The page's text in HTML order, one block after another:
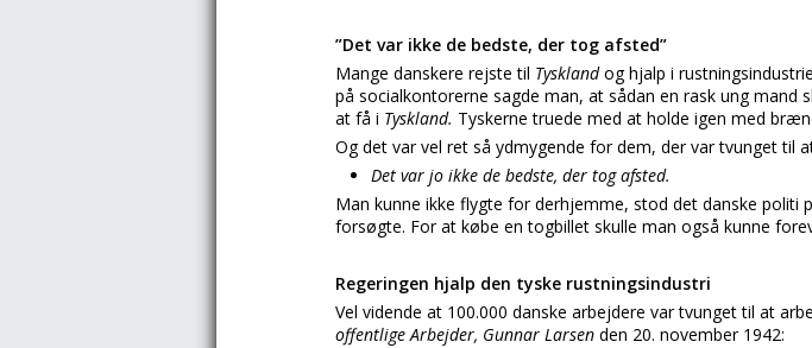
”Det var ikke de bedste, der tog afsted”
Mange danskere rejste til Tysklandog hjalp i
på socialkontorerne sagde man, at sådan en rask ung
at få i Tyskland. Tyskerne truede med at holde igen med
Og det var vel ret så ydmygende for dem, der var tvunget til
Det var jo ikke de bedste, der tog afsted.
Man kunne ikke flygte for derhjemme, stod det danske politi
forsøgte. For at købe en togbillet skulle man også kunne
Regeringen hjalp den tyske rustningsindustri
Vel vidende at 100.000 danske arbejdere var tvunget til at
offentlige Arbejder, Gunnar Larsen den 20. november 1942: